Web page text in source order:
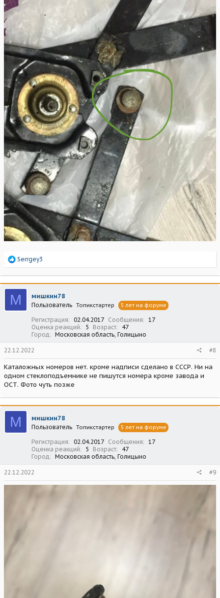
Р
а
к
ц
и
и
Serrgey3
М мишкин78
Пользователь Топикстартер 5 лет на форуме
Регистрация 02.04.2017 Сообщения
17
Оценка реакций
5 Возраст
47
Город
Московская область, Голицыно
22.12.2022 #8
Каталожных номеров нет. кроме надписи сделано в СССР. Ни на
одном стеклоподъемнике не пишутся номера кроме завода и
ОСТ. Фото чуть позже
М мишкин78
Пользователь Топикстартер 5 лет на форуме
Регистрация 02.04.2017 Сообщения
17
Оценка реакций
5 Возраст
47
Город
Московская область, Голицыно
22.12.2022 #9